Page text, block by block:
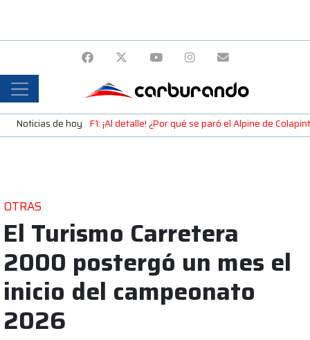
Noticias de hoy F1: ¡Al detalle! ¿Por qué se paró el Alpine de
OTRAS
El Turismo Carretera
2000 postergó un mes el
inicio del campeonato
2026